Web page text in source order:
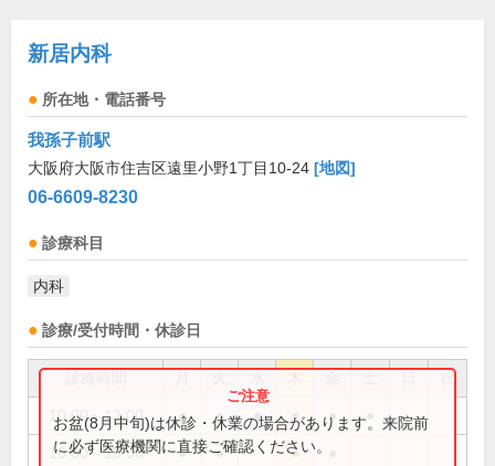
新居内科
所在地・電話番号
我孫子前駅
大阪府大阪市住吉区遠里小野1丁目10-24 [地図]
06-6609-8230
診療科目
内科
診療/受付時間・休診日
祝
10:00～13:00 ● ● ● ● ●
16:00～18:00 ● ● ●
お盆(8月中旬)は休診・休業の場合があります。来院前
に必ず医療機関に直接ご確認ください。